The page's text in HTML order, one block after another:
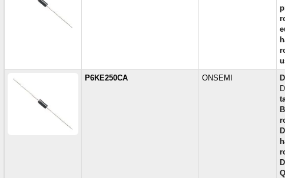
P6KE250CA ONSEMI